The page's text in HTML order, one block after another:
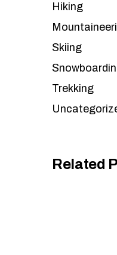
Hiking
Skiing
Trekking
Related